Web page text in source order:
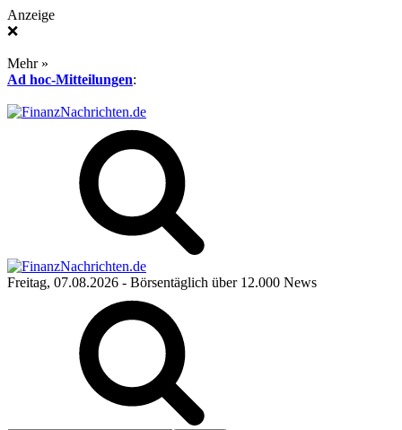
Anzeige
❌
Mehr »
Ad hoc-Mitteilungen:
Freitag, 07.08.2026 - Börsentäglich über 12.000 News